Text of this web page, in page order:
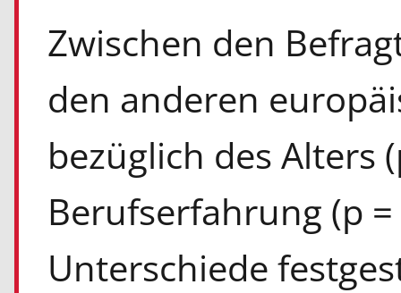
Zwischen den
den anderen
bezüglich des Alters
Berufserfahrung (p
Unterschiede